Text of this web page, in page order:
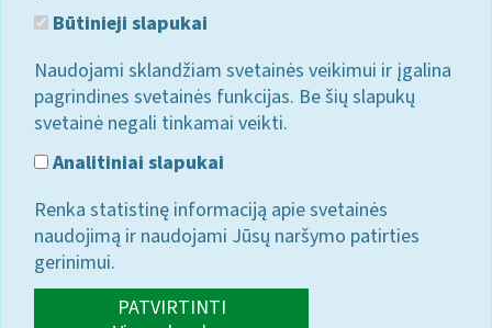
Būtinieji slapukai
Naudojami sklandžiam svetainės veikimui ir įgalina
pagrindines svetainės funkcijas. Be šių slapukų
svetainė negali tinkamai veikti.
Analitiniai slapukai
Renka statistinę informaciją apie svetainės
naudojimą ir naudojami Jūsų naršymo patirties
gerinimui.
PATVIRTINTI